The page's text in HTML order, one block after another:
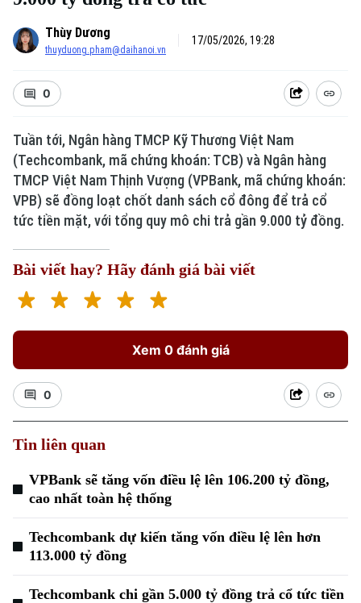
Xu hướng
Thùy Dương
thuyduong.pham@daihanoi.vn
17/05/2026, 19:28
0
Tuần tới, Ngân hàng TMCP Kỹ Thương Việt Nam
(Techcombank, mã chứng khoán: TCB) và Ngân hàng
TMCP Việt Nam Thịnh Vượng (VPBank, mã chứng khoán:
VPB) sẽ đồng loạt chốt danh sách cổ đông để trả cổ
tức tiền mặt, với tổng quy mô chi trả gần 9.000 tỷ đồng.
Bài viết hay? Hãy đánh giá bài viết
Xem 0 đánh giá
0
Tin liên quan
VPBank sẽ tăng vốn điều lệ lên 106.200 tỷ đồng,
cao nhất toàn hệ thống
Techcombank dự kiến tăng vốn điều lệ lên hơn
113.000 tỷ đồng
Techcombank chi gần 5.000 tỷ đồng trả cổ tức tiền